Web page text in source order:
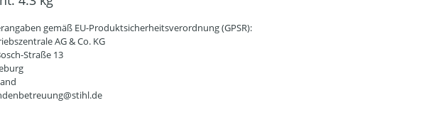
gemäß EU-Produktsicherheitsverordnung (GPSR):
AG & Co. KG
Straße 13